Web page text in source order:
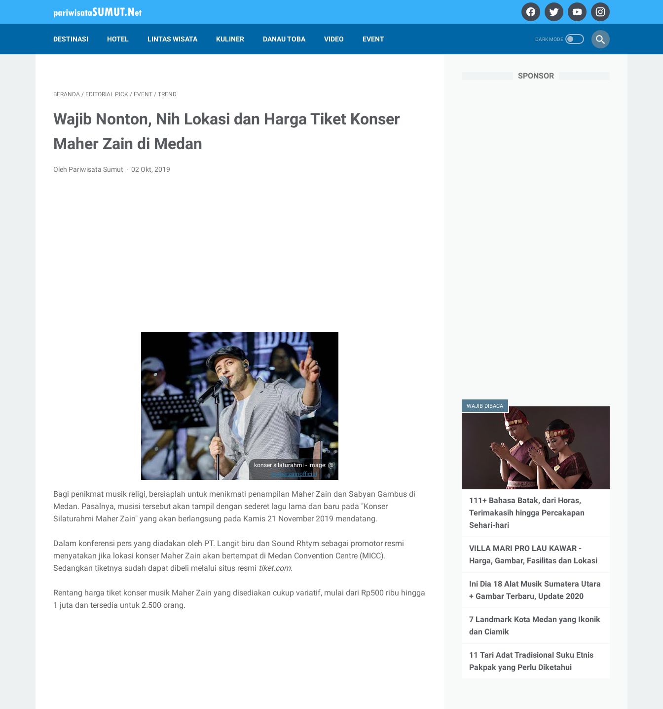
DESTINASI HOTEL LINTAS WISATA KULINER DANAU TOBA VIDEO EVENT
BERANDA / EDITORIAL PICK / EVENT / TREND
Wajib Nonton, Nih Lokasi dan Harga Tiket Konser
Maher Zain di Medan
Oleh Pariwisata Sumut 02 Okt, 2019
konser silaturahmi - image: @
maherzainofficial
Bagi penikmat musik religi, bersiaplah untuk menikmati penampilan Maher Zain dan Sabyan Gambus di
Medan. Pasalnya, musisi tersebut akan tampil dengan sederet lagu lama dan baru pada "Konser
Silaturahmi Maher Zain" yang akan berlangsung pada Kamis 21 November 2019 mendatang.
Dalam konferensi pers yang diadakan oleh PT. Langit biru dan Sound Rhtym sebagai promotor resmi
menyatakan jika lokasi konser Maher Zain akan bertempat di Medan Convention Centre (MICC).
Sedangkan tiketnya sudah dapat dibeli melalui situs resmi tiket.com.
Rentang harga tiket konser musik Maher Zain yang disediakan cukup variatif, mulai dari Rp500 ribu hingga
1 juta dan tersedia untuk 2.500 orang.
SPONSOR
WAJIB DIBACA
111+ Bahasa Batak, dari Horas,
Terimakasih hingga Percakapan
Sehari-hari
VILLA MARI PRO LAU KAWAR -
Harga, Gambar, Fasilitas dan Lokasi
Ini Dia 18 Alat Musik Sumatera Utara
+ Gambar Terbaru, Update 2020
7 Landmark Kota Medan yang Ikonik
dan Ciamik
11 Tari Adat Tradisional Suku Etnis
Pakpak yang Perlu Diketahui